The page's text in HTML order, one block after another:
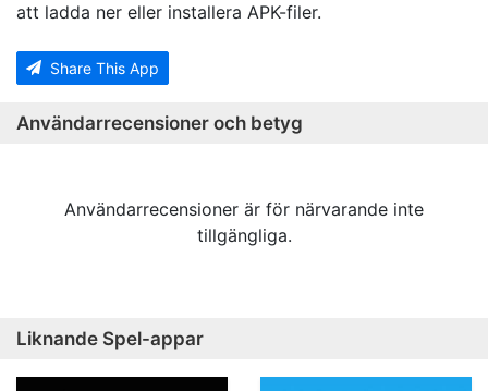
att ladda ner eller installera APK-filer.
Share This App
Användarrecensioner och betyg
Användarrecensioner är för närvarande inte
tillgängliga.
Liknande Spel-appar